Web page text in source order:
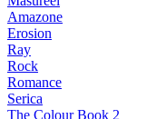
Amazone
Erosion
Ray
Rock
Romance
Serica
The Colour Book 2